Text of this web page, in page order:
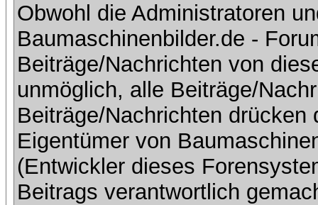
Obwohl die Administratoren
Baumaschinenbilder.de -
Beiträge/Nachrichten von
unmöglich, alle Beiträge/
Beiträge/Nachrichten
Eigentümer von
(Entwickler dieses
Beitrags verantwortlich